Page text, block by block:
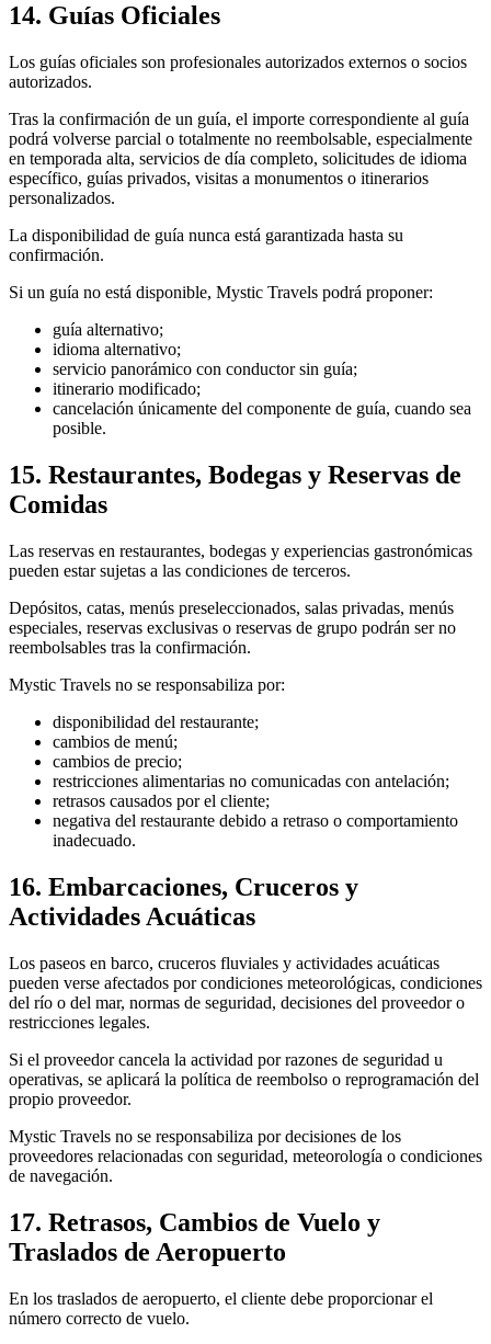
14. Guías Oficiales
Los guías oficiales son profesionales autorizados externos o socios
autorizados.
Tras la confirmación de un guía, el importe correspondiente al guía
podrá volverse parcial o totalmente no reembolsable, especialmente
en temporada alta, servicios de día completo, solicitudes de idioma
específico, guías privados, visitas a monumentos o itinerarios
personalizados.
La disponibilidad de guía nunca está garantizada hasta su
confirmación.
Si un guía no está disponible, Mystic Travels podrá proponer:
guía alternativo;
idioma alternativo;
servicio panorámico con conductor sin guía;
itinerario modificado;
cancelación únicamente del componente de guía, cuando sea
posible.
15. Restaurantes, Bodegas y Reservas de
Comidas
Las reservas en restaurantes, bodegas y experiencias gastronómicas
pueden estar sujetas a las condiciones de terceros.
Depósitos, catas, menús preseleccionados, salas privadas, menús
especiales, reservas exclusivas o reservas de grupo podrán ser no
reembolsables tras la confirmación.
Mystic Travels no se responsabiliza por:
disponibilidad del restaurante;
cambios de menú;
cambios de precio;
restricciones alimentarias no comunicadas con antelación;
retrasos causados por el cliente;
negativa del restaurante debido a retraso o comportamiento
inadecuado.
16. Embarcaciones, Cruceros y
Actividades Acuáticas
Los paseos en barco, cruceros fluviales y actividades acuáticas
pueden verse afectados por condiciones meteorológicas, condiciones
del río o del mar, normas de seguridad, decisiones del proveedor o
restricciones legales.
Si el proveedor cancela la actividad por razones de seguridad u
operativas, se aplicará la política de reembolso o reprogramación del
propio proveedor.
Mystic Travels no se responsabiliza por decisiones de los
proveedores relacionadas con seguridad, meteorología o condiciones
de navegación.
17. Retrasos, Cambios de Vuelo y
Traslados de Aeropuerto
En los traslados de aeropuerto, el cliente debe proporcionar el
número correcto de vuelo.